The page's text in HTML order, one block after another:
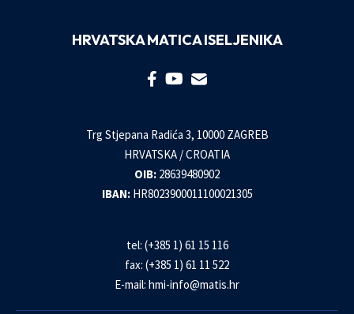
HRVATSKA MATICA ISELJENIKA
Trg Stjepana Radića 3, 10000 ZAGREB
HRVATSKA / CROATIA
OIB: 28639480902
IBAN: HR8023900011100021305
tel: (+385 1) 61 15 116
fax: (+385 1) 61 11 522
E-mail: hmi-info@matis.hr